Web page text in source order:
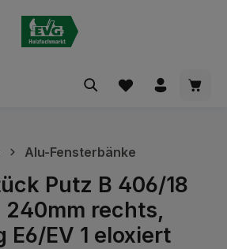
Alu-Fensterbänke
Putz B 406/18
rechts,
E6/EV 1 eloxiert